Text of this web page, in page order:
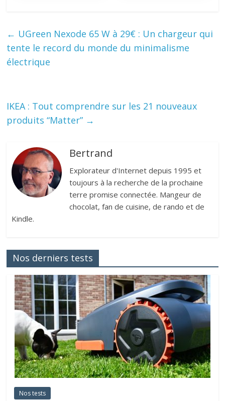
← UGreen Nexode 65 W à 29€ : Un chargeur qui
tente le record du monde du minimalisme
électrique
IKEA : Tout comprendre sur les 21 nouveaux
produits “Matter” →
Bertrand
Explorateur d'Internet depuis 1995 et
toujours à la recherche de la prochaine
terre promise connectée. Mangeur de
chocolat, fan de cuisine, de rando et de
Kindle.
Nos derniers tests
Nos tests